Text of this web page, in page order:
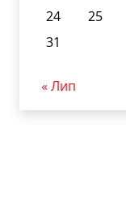
24
25
31
« Лип